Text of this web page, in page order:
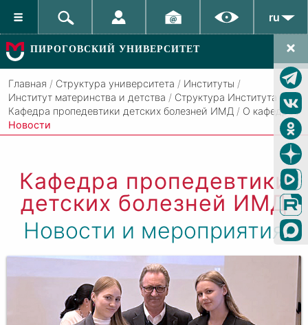
ru
ПИРОГОВСКИЙ УНИВЕРСИТЕТ
Главная / Структура университета / Институты /
Институт материнства и детства / Структура Института /
Кафедра пропедевтики детских болезней ИМД / О кафедре /
Новости
Кафедра пропедевтики
детских болезней ИМД
Новости и мероприятия